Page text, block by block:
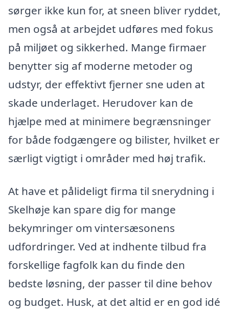
sørger ikke kun for, at sneen bliver ryddet,
men også at arbejdet udføres med fokus
på miljøet og sikkerhed. Mange firmaer
benytter sig af moderne metoder og
udstyr, der effektivt fjerner sne uden at
skade underlaget. Herudover kan de
hjælpe med at minimere begrænsninger
for både fodgængere og bilister, hvilket er
særligt vigtigt i områder med høj trafik.
At have et pålideligt firma til snerydning i
Skelhøje kan spare dig for mange
bekymringer om vintersæsonens
udfordringer. Ved at indhente tilbud fra
forskellige fagfolk kan du finde den
bedste løsning, der passer til dine behov
og budget. Husk, at det altid er en god idé